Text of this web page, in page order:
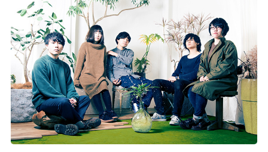
ログイン
LINK
muevoクラウドファンディング
muevoコミュニティ
ぶいクラ！by muevo